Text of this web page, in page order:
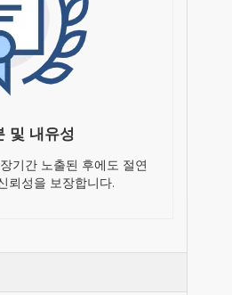
및 내유성
기간 노출된 후에도 절연
뢰성을 보장합니다.